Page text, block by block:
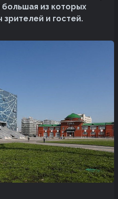
из которых
зрителей и гостей.